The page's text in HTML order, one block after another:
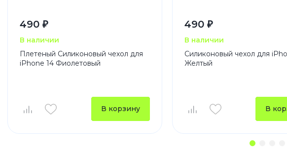
490 ₽
В наличии
Плетеный Силиконовый чехол для
iPhone 14 Фиолетовый
В корзину
490 ₽
В наличии
Силиконовый чехол для
Желтый
В